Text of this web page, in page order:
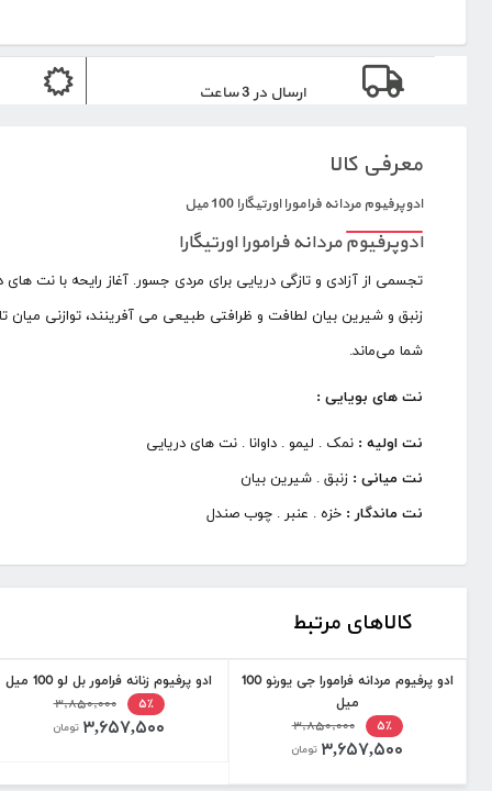
ارسال در 3 ساعت
معرفی کالا
ادوپرفیوم مردانه فرامورا اورتیگارا 100 میل
ادوپرفیوم مردانه فرامورا اورتیگارا
تجسمی از آزادی و تازگی دریایی برای مردی جسور. آغاز رایحه با نت
زنبق و شیرین بیان لطافت و ظرافتی طبیعی می آفرینند، توازنی
شما می‌ماند.
نت های بویایی :
نت اولیه : نمک . لیمو . داوانا . نت های دریایی
نت میانی : زنبق . شیرین بیان
نت ماندگار : خزه . عنبر . چوب صندل
کالاهای مرتبط
ادو پرفیوم مردانه فرامورا جی یورنو 100
میل
۵٪
۳,۸۵۰,۰۰۰
۳,۶۵۷,۵۰۰ تومان
ادو پرفیوم زنانه فرامور بل لو 100 میل
۵٪
۳,۸۵۰,۰۰۰
۳,۶۵۷,۵۰۰ تومان